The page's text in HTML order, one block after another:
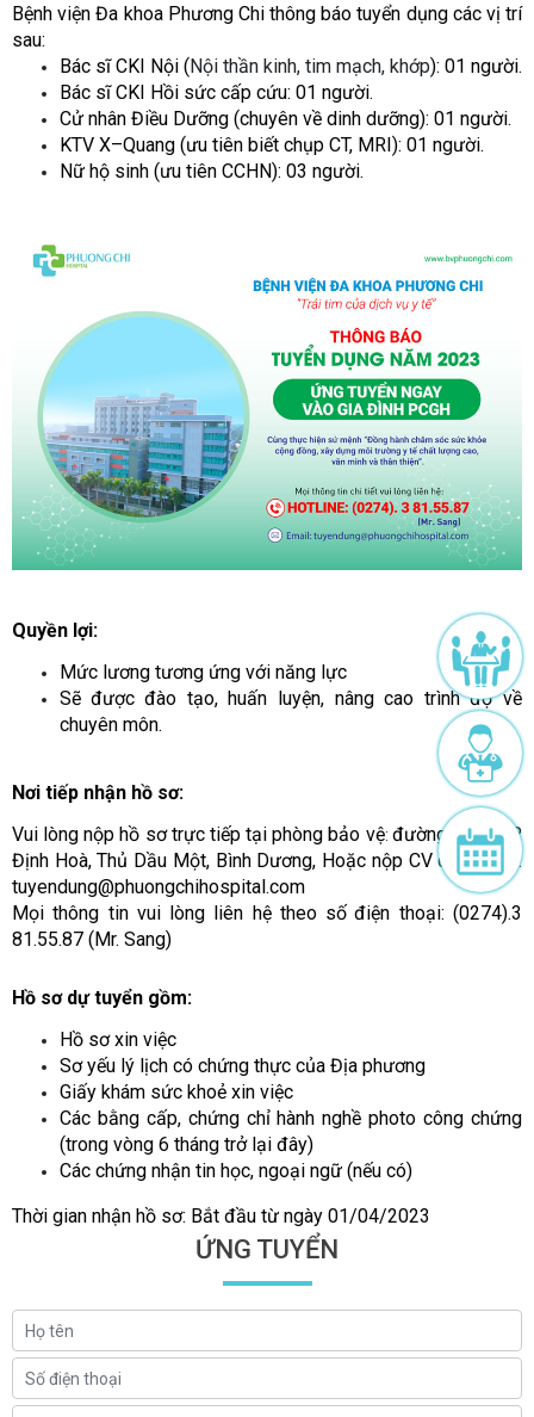
Bệnh viện Đa khoa Phương Chi thông báo tuyển dụng các vị trí
sau:
Bác sĩCKI Nội (Nội thần kinh, tim mạch, khớp): 01 người.
Bác sĩCKI Hồi sức cấp cứu: 01 người.
Cử nhân Điều Dưỡng (chuyên về dinh dưỡng): 01 người.
KTV X–Quang (ưu tiên biết chụp CT, MRI): 01 người.
Nữ hộ sinh (ưu tiên CCHN): 03 người.
Quyền lợi:
Mức l ương tương ứng với năng l ực
Sẽ đượcđào tạo, huấn luyện, nâng cao trìnhđộvề
chuyên môn.
Nơi tiếp nhận hồ sơ:
Vui lòng nộp hồ sơtrực tiếp tại phòng bảo vệ: đường Dx 76, P.
Định Hoà, Thủ Dầu Một, Bình Dương, Hoặc nộp CV qua email:
tuyendung@phuongchihospital.com
Mọi thông tin vui lòng liên hệtheo số điện thoại: (0274).3
81.55.87 (Mr. Sang)
Hồ sơ dự tuyển gồm:
Hồ sơxin việc
Sơyếu lý l ịch có chứng thực của Địa phương
Giấy khám sức khoẻ xin việc
Các bằng cấp, chứng chỉhành nghề photo công chứng
(trong vòng 6 tháng trởl ại đây)
Các chứng nhận tin học, ngoại ngữ (nếu có)
Thời gian nhận hồ sơ: Bắt đầu từ ngày 01/04/2023
ỨNG TUYỂN